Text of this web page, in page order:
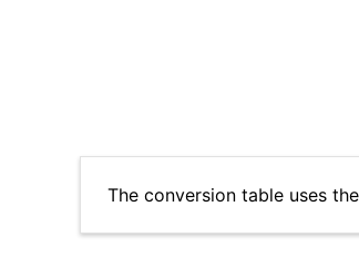
The conversion table uses